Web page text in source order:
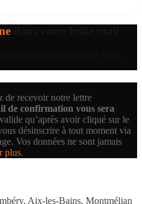
de recevoir notre lettre
de confirmation vous sera
qu’après avoir cliqué sur le
désinscrire à tout moment via
Vos données ne sont jamais
plus.
Aix-les-Bains, Montmélian